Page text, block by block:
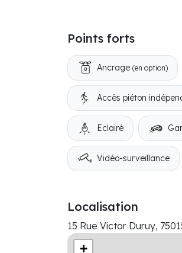
Points forts
Ancrage (en option)
Accès piéton
Eclairé
Vidéo-surveillance
Localisation
15 Rue Victor Duruy,
+